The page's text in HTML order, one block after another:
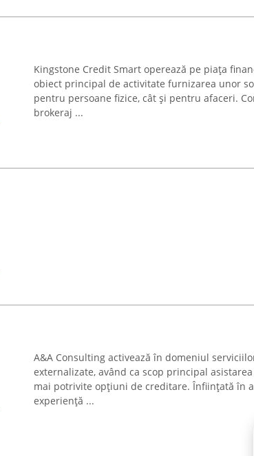
Kingstone Credit Smart operează pe piața
obiect principal de activitate furnizarea unor
pentru persoane fizice, cât și pentru afaceri.
brokeraj ...
A&A Consulting activează în domeniul
externalizate, având ca scop principal
mai potrivite opțiuni de creditare. Înființată în
experiență ...